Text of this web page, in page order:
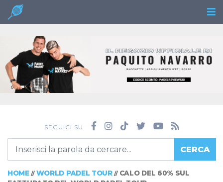
SEGUICI SU
CERCA
HOME// WORLD PADEL TOUR// CALO DEL 60% SUL